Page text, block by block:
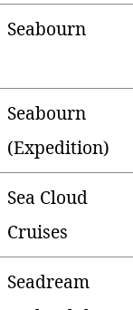
Seabourn
Seabourn
(Expedition)
Sea Cloud
Cruises
Seadream